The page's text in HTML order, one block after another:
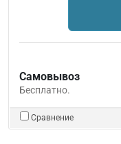
Самовывоз
Бесплатно.
Сравнение